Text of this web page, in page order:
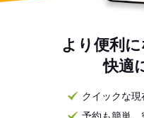
より便利
快適
クイックな